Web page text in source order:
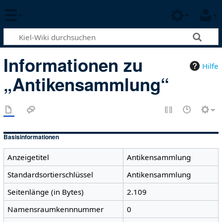
Hilfe
Informationen zu
„Antikensammlung“
Basisinformationen
Anzeigetitel
Antikensammlung
Standardsortierschlüssel
Antikensammlung
Seitenlänge (in Bytes)
2.109
Namensraumkennnummer
0